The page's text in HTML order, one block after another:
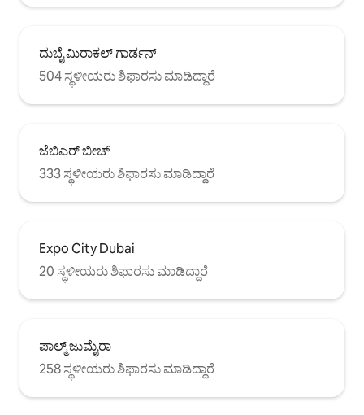
ದುಬೈ ಮಿರಾಕಲ್ ಗಾರ್ಡನ್
504 ಸ್ಥಳೀಯರು ಶಿಫಾರಸು ಮಾಡಿದ್ದಾರೆ
ಜೆಬಿಎರ್ ಬೀಚ್
333 ಸ್ಥಳೀಯರು ಶಿಫಾರಸು ಮಾಡಿದ್ದಾರೆ
Expo City Dubai
20 ಸ್ಥಳೀಯರು ಶಿಫಾರಸು ಮಾಡಿದ್ದಾರೆ
ಪಾಲ್ಮ್ ಜುಮೈರಾ
258 ಸ್ಥಳೀಯರು ಶಿಫಾರಸು ಮಾಡಿದ್ದಾರೆ